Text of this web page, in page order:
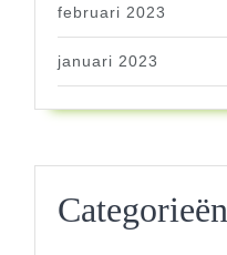
februari 2023
januari 2023
Categorieën